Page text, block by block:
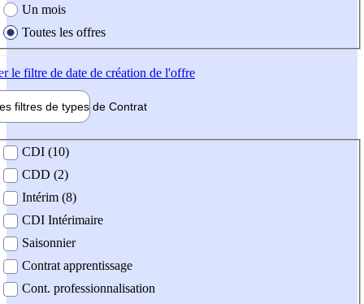
Un mois
Toutes les offres
le filtre de date de création de l'offre
filtres de types de Contrat
contrat
CDI (10)
CDD (2)
Intérim (8)
CDI Intérimaire
Saisonnier
Contrat apprentissage
Cont. professionnalisation